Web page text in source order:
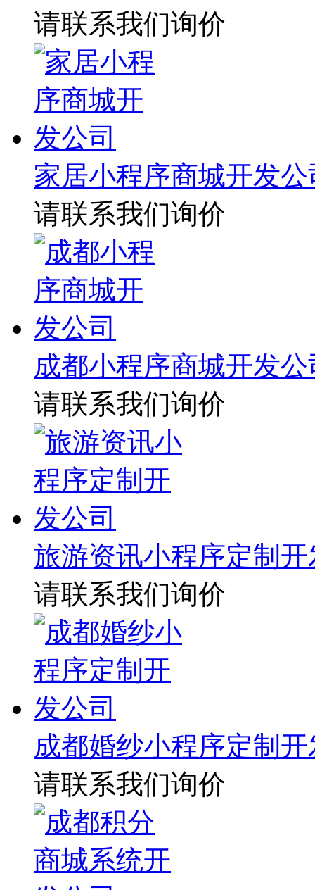
请联系我们询价
家居小程序商城开发公
请联系我们询价
成都小程序商城开发公
请联系我们询价
旅游资讯小程序定制
请联系我们询价
成都婚纱小程序定制
请联系我们询价